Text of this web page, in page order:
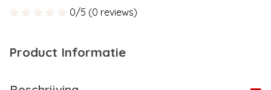
0/5 (0 reviews)
Product Informatie